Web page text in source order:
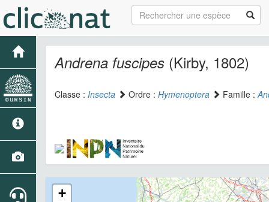
Andrena fuscipes (Kirby, 1802)
Classe : Insecta Ordre : Hymenoptera Famille :
+